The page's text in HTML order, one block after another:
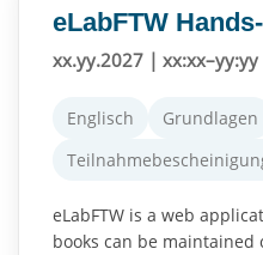
eLabFTW
xx.yy.2027 | xx:xx–yy:yy
Englisch
Grundlagen
eLabFTW is a web
books can be maintained